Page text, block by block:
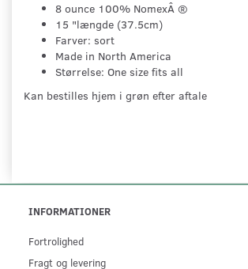
8 ounce 100% NomexÂ ®
15 "længde (37.5cm)
Farver: sort
Made in North America
Størrelse: One size fits all
Kan bestilles hjem i grøn efter aftale
INFORMATIONER
Fortrolighed
Fragt og levering